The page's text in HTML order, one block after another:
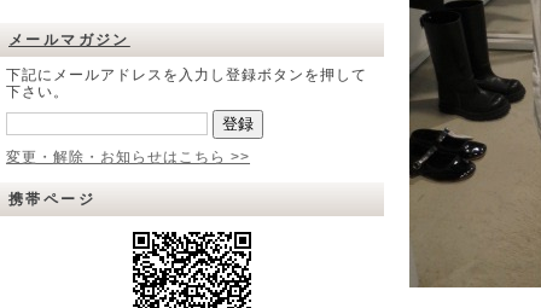
メールマガジン
下記にメールアドレスを入力し登録ボタンを押して
下さい。
変更・解除・お知らせはこちら >>
携帯ページ